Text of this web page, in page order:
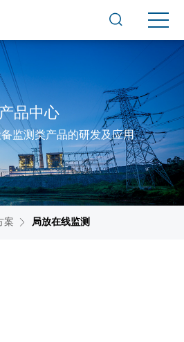
产品中心
监测类产品的研发及应用
案 局放在线监测